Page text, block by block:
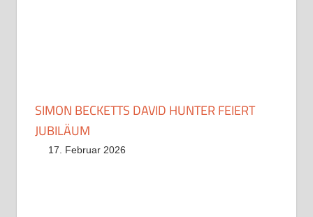
SIMON BECKETTS DAVID HUNTER FEIERT
JUBILÄUM
17. Februar 2026